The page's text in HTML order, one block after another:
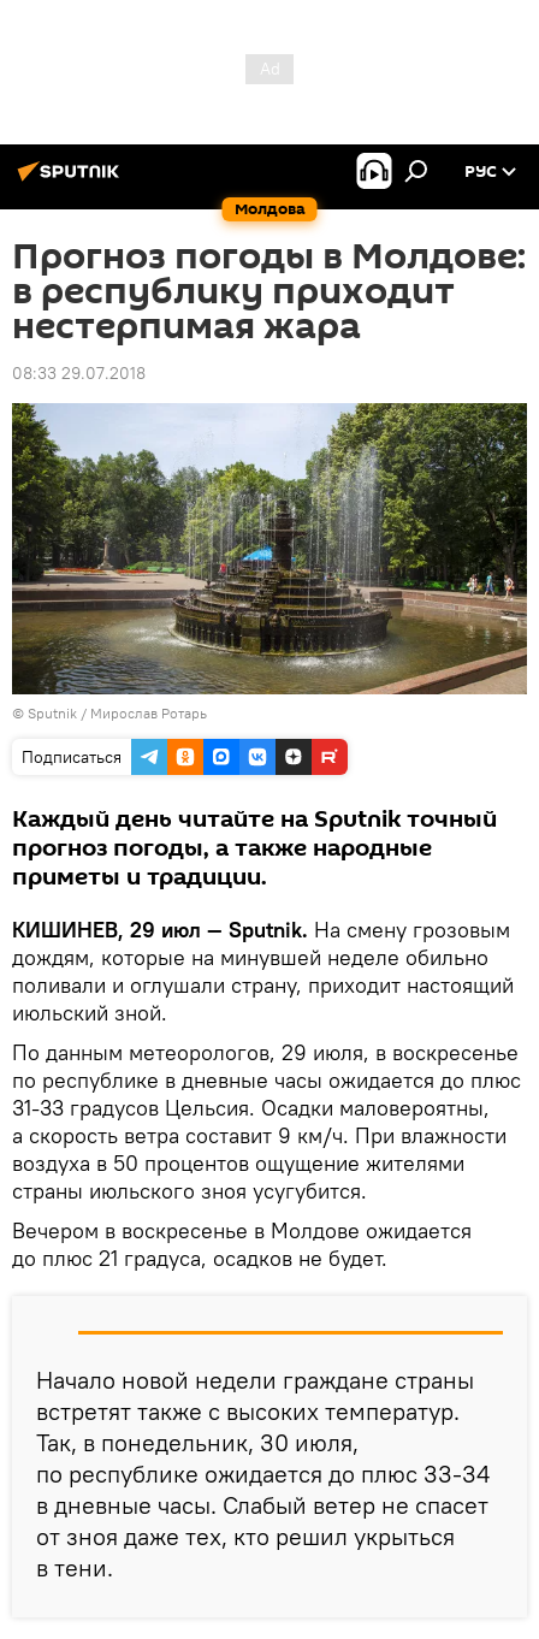
Молдова
РУС
Прогноз погоды в Молдове:
в республику приходит
нестерпимая жара
08:33 29.07.2018
© Sputnik / Мирослав Ротарь
Подписаться
Каждый день читайте на Sputnik точный
прогноз погоды, а также народные
приметы и традиции.
КИШИНЕВ, 29 июл — Sputnik. На смену грозовым
дождям, которые на минувшей неделе обильно
поливали и оглушали страну, приходит настоящий
июльский зной.
По данным метеорологов, 29 июля, в воскресенье
по республике в дневные часы ожидается до плюс
31-33 градусов Цельсия. Осадки маловероятны,
а скорость ветра составит 9 км/ч. При влажности
воздуха в 50 процентов ощущение жителями
страны июльского зноя усугубится.
Вечером в воскресенье в Молдове ожидается
до плюс 21 градуса, осадков не будет.
Начало новой недели граждане страны
встретят также с высоких температур.
Так, в понедельник, 30 июля,
по республике ожидается до плюс 33-34
в дневные часы. Слабый ветер не спасет
от зноя даже тех, кто решил укрыться
в тени.